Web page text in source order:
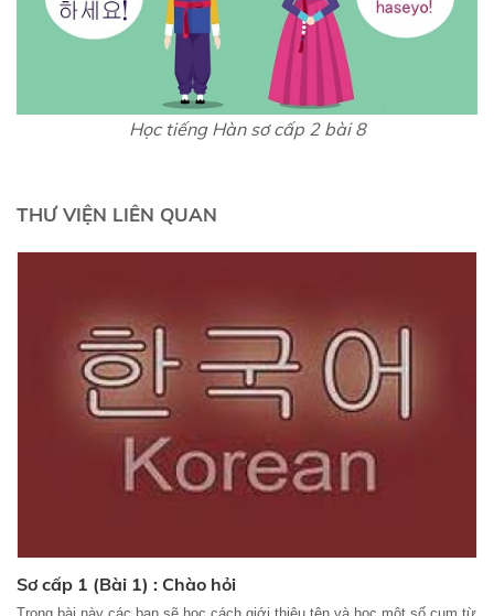
Học tiếng Hàn sơ cấp 2 bài 8
THƯ VIỆN LIÊN QUAN
Sơ cấp 1 (Bài 1) : Chào hỏi